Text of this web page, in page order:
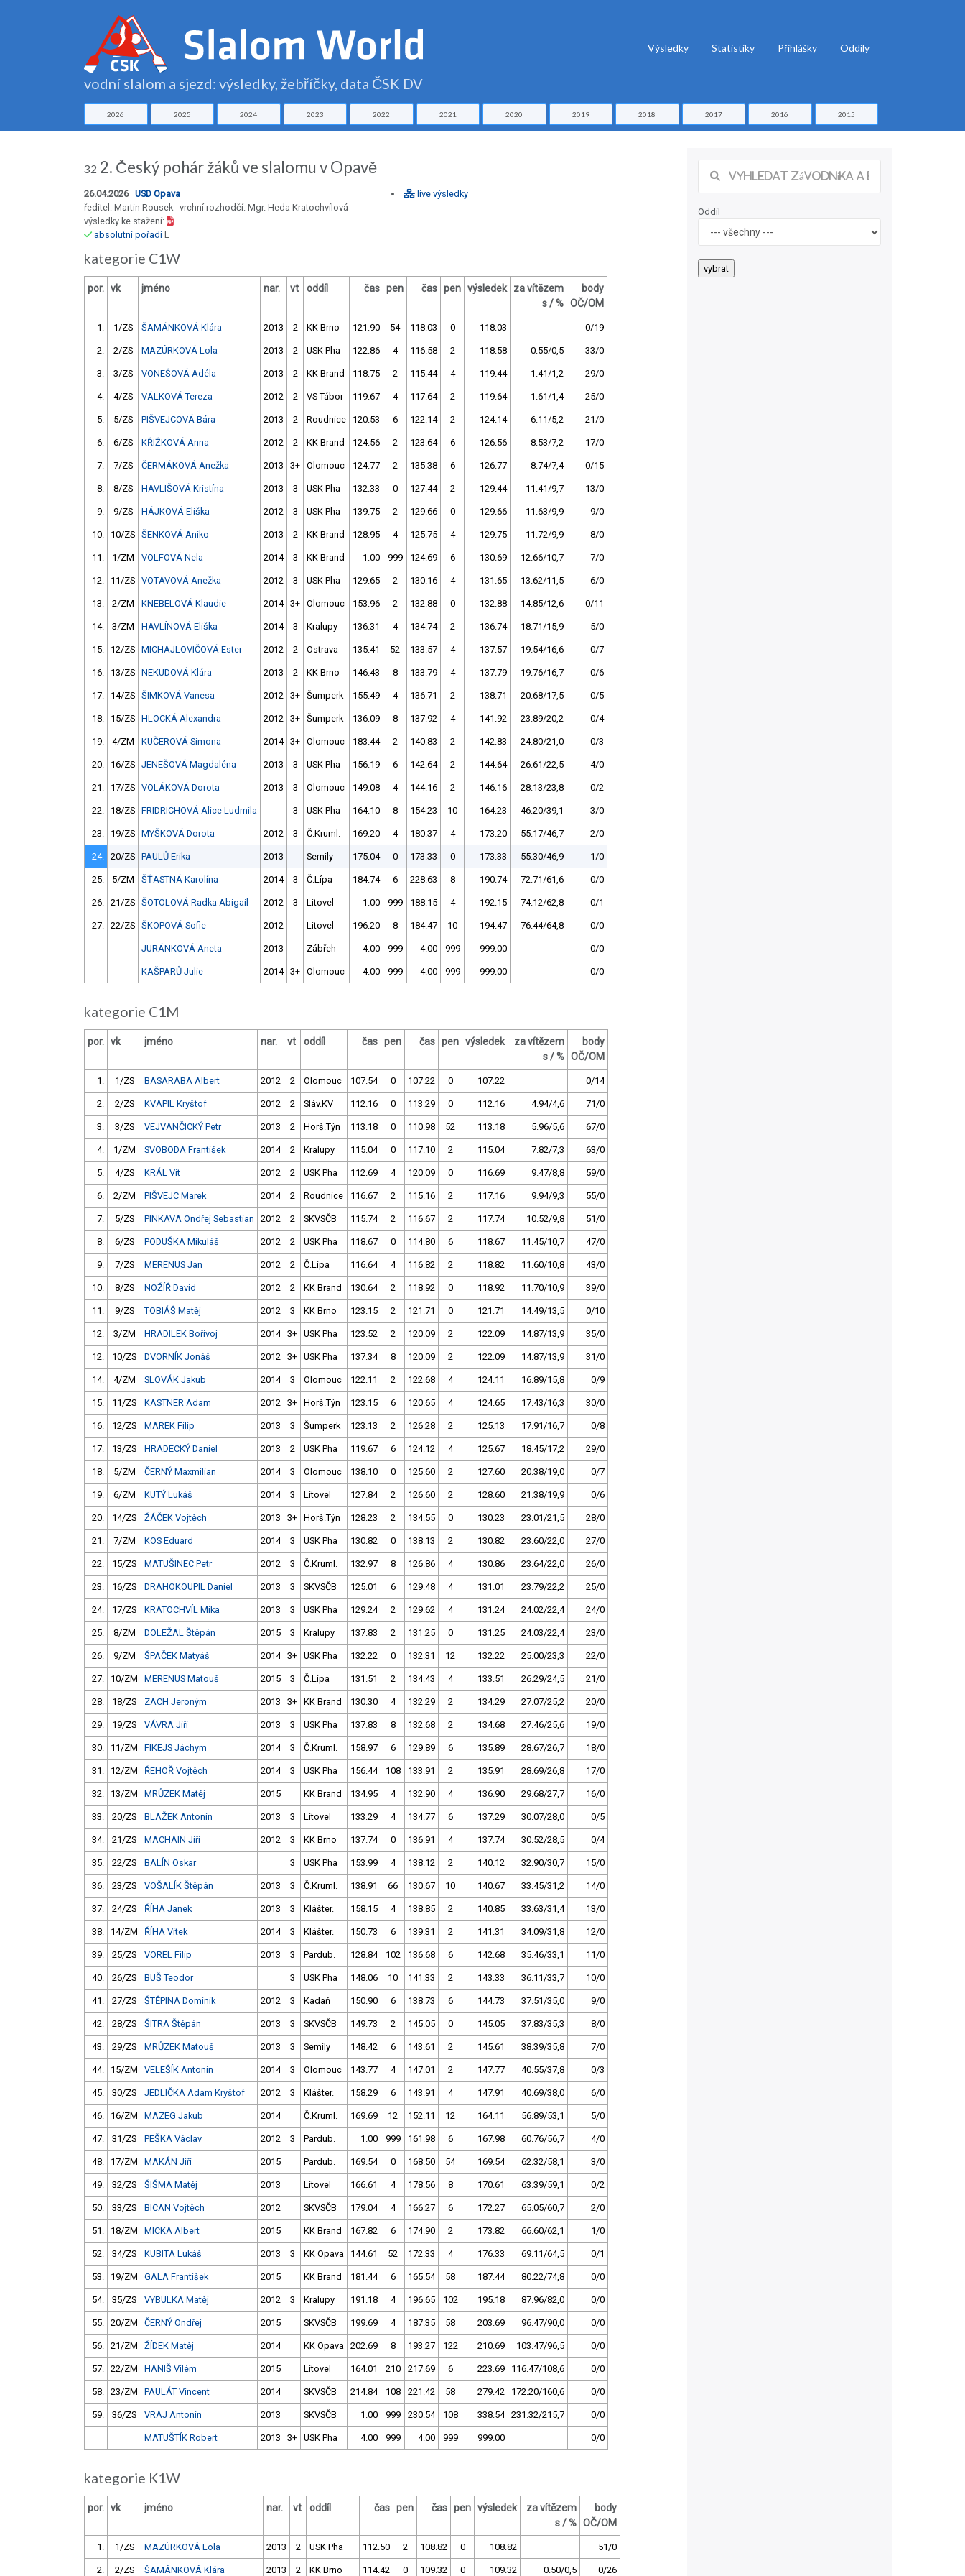
vodní slalom a sjezd: výsledky, žebříčky, data ČSK DV
Výsledky Statistiky Přihlášky Oddíly
2026 2025 2024 2023 2022 2021 2020 2019 2018 2017 2016 2015
32 2. Český pohár žáků ve slalomu v Opavě
26.04.2026 USD Opava
ředitel: Martin Rousek vrchní rozhodčí: Mgr. Heda Kratochvílová
výsledky ke stažení:
absolutní pořadíL
live výsledky
kategorie C1W
por. vk jméno nar. vt oddíl čas pen čas pen výsledek
za vítězem
s / %
body
OČ/OM
1. 1/ZS ŠAMÁNKOVÁ Klára 2013 2 KK Brno 121.90 54 118.03 0 118.03 0/19
2. 2/ZS MAZÚRKOVÁ Lola 2013 2 USK Pha 122.86 4 116.58 2 118.58 0.55/0,5 33/0
3. 3/ZS VONEŠOVÁ Adéla 2013 2 KK Brand 118.75 2 115.44 4 119.44 1.41/1,2 29/0
4. 4/ZS VÁLKOVÁ Tereza 2012 2 VS Tábor 119.67 4 117.64 2 119.64 1.61/1,4 25/0
5. 5/ZS PIŠVEJCOVÁ Bára 2013 2 Roudnice 120.53 6 122.14 2 124.14 6.11/5,2 21/0
6. 6/ZS KŘIŽKOVÁ Anna 2012 2 KK Brand 124.56 2 123.64 6 126.56 8.53/7,2 17/0
7. 7/ZS ČERMÁKOVÁ Anežka 2013 3+ Olomouc 124.77 2 135.38 6 126.77 8.74/7,4 0/15
8. 8/ZS HAVLIŠOVÁ Kristína 2013 3 USK Pha 132.33 0 127.44 2 129.44 11.41/9,7 13/0
9. 9/ZS HÁJKOVÁ Eliška 2012 3 USK Pha 139.75 2 129.66 0 129.66 11.63/9,9 9/0
10. 10/ZS ŠENKOVÁ Aniko 2013 2 KK Brand 128.95 4 125.75 4 129.75 11.72/9,9 8/0
11. 1/ZM VOLFOVÁ Nela 2014 3 KK Brand 1.00 999 124.69 6 130.69 12.66/10,7 7/0
12. 11/ZS VOTAVOVÁ Anežka 2012 3 USK Pha 129.65 2 130.16 4 131.65 13.62/11,5 6/0
13. 2/ZM KNEBELOVÁ Klaudie 2014 3+ Olomouc 153.96 2 132.88 0 132.88 14.85/12,6 0/11
14. 3/ZM HAVLÍNOVÁ Eliška 2014 3 Kralupy 136.31 4 134.74 2 136.74 18.71/15,9 5/0
15. 12/ZS MICHAJLOVIČOVÁ Ester 2012 2 Ostrava 135.41 52 133.57 4 137.57 19.54/16,6 0/7
16. 13/ZS NEKUDOVÁ Klára 2013 2 KK Brno 146.43 8 133.79 4 137.79 19.76/16,7 0/6
17. 14/ZS ŠIMKOVÁ Vanesa 2012 3+ Šumperk 155.49 4 136.71 2 138.71 20.68/17,5 0/5
18. 15/ZS HLOCKÁ Alexandra 2012 3+ Šumperk 136.09 8 137.92 4 141.92 23.89/20,2 0/4
19. 4/ZM KUČEROVÁ Simona 2014 3+ Olomouc 183.44 2 140.83 2 142.83 24.80/21,0 0/3
20. 16/ZS JENEŠOVÁ Magdaléna 2013 3 USK Pha 156.19 6 142.64 2 144.64 26.61/22,5 4/0
21. 17/ZS VOLÁKOVÁ Dorota 2013 3 Olomouc 149.08 4 144.16 2 146.16 28.13/23,8 0/2
22. 18/ZS FRIDRICHOVÁ Alice Ludmila 3 USK Pha 164.10 8 154.23 10 164.23 46.20/39,1 3/0
23. 19/ZS MYŠKOVÁ Dorota 2012 3 Č.Kruml. 169.20 4 180.37 4 173.20 55.17/46,7 2/0
24. 20/ZS PAULŮ Erika 2013 Semily 175.04 0 173.33 0 173.33 55.30/46,9 1/0
25. 5/ZM ŠŤASTNÁ Karolína 2014 3 Č.Lípa 184.74 6 228.63 8 190.74 72.71/61,6 0/0
26. 21/ZS ŠOTOLOVÁ Radka Abigail 2012 3 Litovel 1.00 999 188.15 4 192.15 74.12/62,8 0/1
27. 22/ZS ŠKOPOVÁ Sofie 2012 Litovel 196.20 8 184.47 10 194.47 76.44/64,8 0/0
JURÁNKOVÁ Aneta 2013 Zábřeh 4.00 999 4.00 999 999.00 0/0
KAŠPARŮ Julie 2014 3+ Olomouc 4.00 999 4.00 999 999.00 0/0
kategorie C1M
por. vk jméno nar. vt oddíl čas pen čas pen výsledek
za vítězem
s / %
body
OČ/OM
1. 1/ZS BASARABA Albert 2012 2 Olomouc 107.54 0 107.22 0 107.22 0/14
2. 2/ZS KVAPIL Kryštof 2012 2 Sláv.KV 112.16 0 113.29 0 112.16 4.94/4,6 71/0
3. 3/ZS VEJVANČICKÝ Petr 2013 2 Horš.Týn 113.18 0 110.98 52 113.18 5.96/5,6 67/0
4. 1/ZM SVOBODA František 2014 2 Kralupy 115.04 0 117.10 2 115.04 7.82/7,3 63/0
5. 4/ZS KRÁL Vít 2012 2 USK Pha 112.69 4 120.09 0 116.69 9.47/8,8 59/0
6. 2/ZM PIŠVEJC Marek 2014 2 Roudnice 116.67 2 115.16 2 117.16 9.94/9,3 55/0
7. 5/ZS PINKAVA Ondřej Sebastian 2012 2 SKVSČB 115.74 2 116.67 2 117.74 10.52/9,8 51/0
8. 6/ZS PODUŠKA Mikuláš 2012 2 USK Pha 118.67 0 114.80 6 118.67 11.45/10,7 47/0
9. 7/ZS MERENUS Jan 2012 2 Č.Lípa 116.64 4 116.82 2 118.82 11.60/10,8 43/0
10. 8/ZS NOŽÍŘ David 2012 2 KK Brand 130.64 2 118.92 0 118.92 11.70/10,9 39/0
11. 9/ZS TOBIÁŠ Matěj 2012 3 KK Brno 123.15 2 121.71 0 121.71 14.49/13,5 0/10
12. 3/ZM HRADILEK Bořivoj 2014 3+ USK Pha 123.52 2 120.09 2 122.09 14.87/13,9 35/0
12. 10/ZS DVORNÍK Jonáš 2012 3+ USK Pha 137.34 8 120.09 2 122.09 14.87/13,9 31/0
14. 4/ZM SLOVÁK Jakub 2014 3 Olomouc 122.11 2 122.68 4 124.11 16.89/15,8 0/9
15. 11/ZS KASTNER Adam 2012 3+ Horš.Týn 123.15 6 120.65 4 124.65 17.43/16,3 30/0
16. 12/ZS MAREK Filip 2013 3 Šumperk 123.13 2 126.28 2 125.13 17.91/16,7 0/8
17. 13/ZS HRADECKÝ Daniel 2013 2 USK Pha 119.67 6 124.12 4 125.67 18.45/17,2 29/0
18. 5/ZM ČERNÝ Maxmilian 2014 3 Olomouc 138.10 0 125.60 2 127.60 20.38/19,0 0/7
19. 6/ZM KUTÝ Lukáš 2014 3 Litovel 127.84 2 126.60 2 128.60 21.38/19,9 0/6
20. 14/ZS ŽÁČEK Vojtěch 2013 3+ Horš.Týn 128.23 2 134.55 0 130.23 23.01/21,5 28/0
21. 7/ZM KOS Eduard 2014 3 USK Pha 130.82 0 138.13 2 130.82 23.60/22,0 27/0
22. 15/ZS MATUŠINEC Petr 2012 3 Č.Kruml. 132.97 8 126.86 4 130.86 23.64/22,0 26/0
23. 16/ZS DRAHOKOUPIL Daniel 2013 3 SKVSČB 125.01 6 129.48 4 131.01 23.79/22,2 25/0
24. 17/ZS KRATOCHVÍL Mika 2013 3 USK Pha 129.24 2 129.62 4 131.24 24.02/22,4 24/0
25. 8/ZM DOLEŽAL Štěpán 2015 3 Kralupy 137.83 2 131.25 0 131.25 24.03/22,4 23/0
26. 9/ZM ŠPAČEK Matyáš 2014 3+ USK Pha 132.22 0 132.31 12 132.22 25.00/23,3 22/0
27. 10/ZM MERENUS Matouš 2015 3 Č.Lípa 131.51 2 134.43 4 133.51 26.29/24,5 21/0
28. 18/ZS ZACH Jeroným 2013 3+ KK Brand 130.30 4 132.29 2 134.29 27.07/25,2 20/0
29. 19/ZS VÁVRA Jiří 2013 3 USK Pha 137.83 8 132.68 2 134.68 27.46/25,6 19/0
30. 11/ZM FIKEJS Jáchym 2014 3 Č.Kruml. 158.97 6 129.89 6 135.89 28.67/26,7 18/0
31. 12/ZM ŘEHOŘ Vojtěch 2014 3 USK Pha 156.44 108 133.91 2 135.91 28.69/26,8 17/0
32. 13/ZM MRŮZEK Matěj 2015 KK Brand 134.95 4 132.90 4 136.90 29.68/27,7 16/0
33. 20/ZS BLAŽEK Antonín 2013 3 Litovel 133.29 4 134.77 6 137.29 30.07/28,0 0/5
34. 21/ZS MACHAIN Jiří 2012 3 KK Brno 137.74 0 136.91 4 137.74 30.52/28,5 0/4
35. 22/ZS BALÍN Oskar 3 USK Pha 153.99 4 138.12 2 140.12 32.90/30,7 15/0
36. 23/ZS VOŠALÍK Štěpán 2013 3 Č.Kruml. 138.91 66 130.67 10 140.67 33.45/31,2 14/0
37. 24/ZS ŘÍHA Janek 2013 3 Klášter. 158.15 4 138.85 2 140.85 33.63/31,4 13/0
38. 14/ZM ŘÍHA Vítek 2014 3 Klášter. 150.73 6 139.31 2 141.31 34.09/31,8 12/0
39. 25/ZS VOREL Filip 2013 3 Pardub. 128.84 102 136.68 6 142.68 35.46/33,1 11/0
40. 26/ZS BUŠ Teodor 3 USK Pha 148.06 10 141.33 2 143.33 36.11/33,7 10/0
41. 27/ZS ŠTĚPINA Dominik 2012 3 Kadaň 150.90 6 138.73 6 144.73 37.51/35,0 9/0
42. 28/ZS ŠITRA Štěpán 2013 3 SKVSČB 149.73 2 145.05 0 145.05 37.83/35,3 8/0
43. 29/ZS MRŮZEK Matouš 2013 3 Semily 148.42 6 143.61 2 145.61 38.39/35,8 7/0
44. 15/ZM VELEŠÍK Antonín 2014 3 Olomouc 143.77 4 147.01 2 147.77 40.55/37,8 0/3
45. 30/ZS JEDLIČKA Adam Kryštof 2012 3 Klášter. 158.29 6 143.91 4 147.91 40.69/38,0 6/0
46. 16/ZM MAZEG Jakub 2014 Č.Kruml. 169.69 12 152.11 12 164.11 56.89/53,1 5/0
47. 31/ZS PEŠKA Václav 2012 3 Pardub. 1.00 999 161.98 6 167.98 60.76/56,7 4/0
48. 17/ZM MAKÁN Jiří 2015 Pardub. 169.54 0 168.50 54 169.54 62.32/58,1 3/0
49. 32/ZS ŠIŠMA Matěj 2013 Litovel 166.61 4 178.56 8 170.61 63.39/59,1 0/2
50. 33/ZS BICAN Vojtěch 2012 SKVSČB 179.04 4 166.27 6 172.27 65.05/60,7 2/0
51. 18/ZM MICKA Albert 2015 KK Brand 167.82 6 174.90 2 173.82 66.60/62,1 1/0
52. 34/ZS KUBITA Lukáš 2013 3 KK Opava 144.61 52 172.33 4 176.33 69.11/64,5 0/1
53. 19/ZM GALA František 2015 KK Brand 181.44 6 165.54 58 187.44 80.22/74,8 0/0
54. 35/ZS VYBULKA Matěj 2012 3 Kralupy 191.18 4 196.65 102 195.18 87.96/82,0 0/0
55. 20/ZM ČERNÝ Ondřej 2015 SKVSČB 199.69 4 187.35 58 203.69 96.47/90,0 0/0
56. 21/ZM ŽÍDEK Matěj 2014 KK Opava 202.69 8 193.27 122 210.69 103.47/96,5 0/0
57. 22/ZM HANIŠ Vilém 2015 Litovel 164.01 210 217.69 6 223.69 116.47/108,6 0/0
58. 23/ZM PAULÁT Vincent 2014 SKVSČB 214.84 108 221.42 58 279.42 172.20/160,6 0/0
59. 36/ZS VRAJ Antonín 2013 SKVSČB 1.00 999 230.54 108 338.54 231.32/215,7 0/0
MATUŠTÍK Robert 2013 3+ USK Pha 4.00 999 4.00 999 999.00 0/0
kategorie K1W
por. vk jméno nar. vt oddíl čas pen čas pen výsledek
za vítězem
s / %
body
OČ/OM
1. 1/ZS MAZÚRKOVÁ Lola 2013 2 USK Pha 112.50 2 108.82 0 108.82 51/0
2. 2/ZS ŠAMÁNKOVÁ Klára 2013 2 KK Brno 114.42 0 109.32 0 109.32 0.50/0,5 0/26
Oddíl